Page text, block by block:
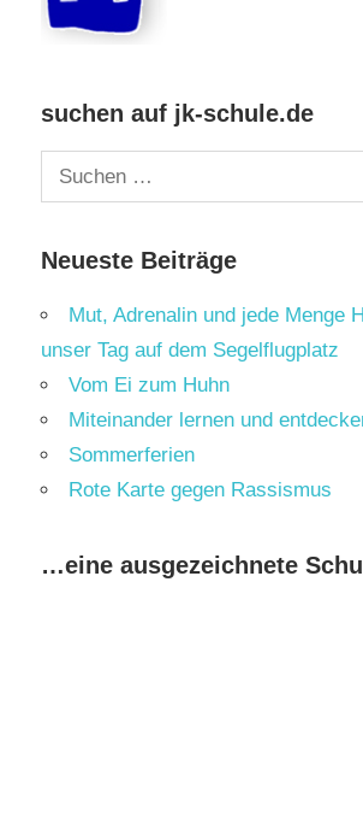
suchen auf jk-schule.de
Suchen
nach:
Neueste Beiträge
Mut, Adrenalin und jede Menge
unser Tag auf dem Segelflugplatz
Vom Ei zum Huhn
Miteinander lernen und
Sommerferien
Rote Karte gegen Rassismus
…eine ausgezeichnete